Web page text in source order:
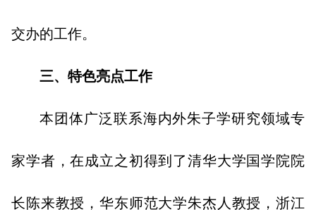
交办的工作。
三、特色亮点工作
本团体广泛联系海内外朱子学研究领域专
家学者，在成立之初得到了清华大学国学院院
长陈来教授，华东师范大学朱杰人教授，浙江